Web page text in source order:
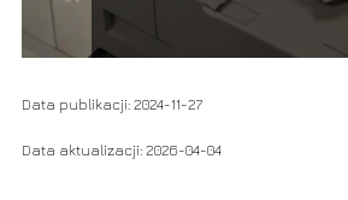
Data publikacji: 2024-11-27
Data aktualizacji: 2026-04-04